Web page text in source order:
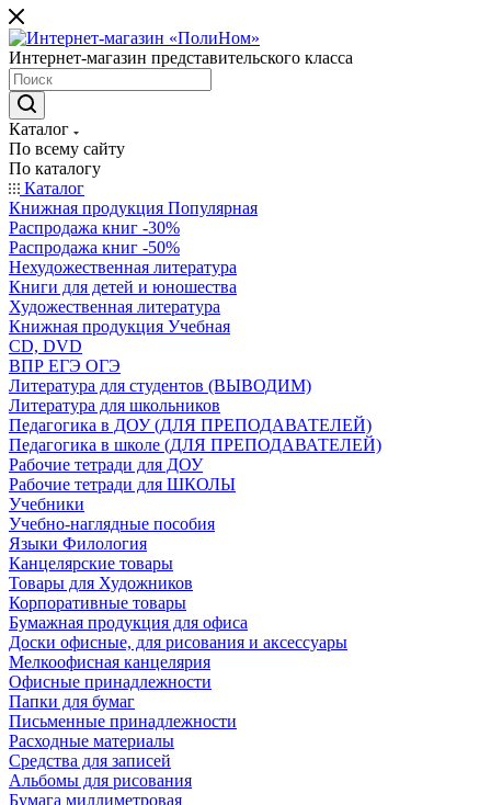
Интернет-магазин представительского класса
Каталог
По всему сайту
По каталогу
Каталог
Книжная продукция Популярная
Распродажа книг -30%
Распродажа книг -50%
Нехудожественная литература
Книги для детей и юношества
Художественная литература
Книжная продукция Учебная
CD, DVD
ВПР ЕГЭ ОГЭ
Литература для студентов (ВЫВОДИМ)
Литература для школьников
Педагогика в ДОУ (ДЛЯ ПРЕПОДАВАТЕЛЕЙ)
Педагогика в школе (ДЛЯ ПРЕПОДАВАТЕЛЕЙ)
Рабочие тетради для ДОУ
Рабочие тетради для ШКОЛЫ
Учебники
Учебно-наглядные пособия
Языки Филология
Канцелярские товары
Товары для Художников
Корпоративные товары
Бумажная продукция для офиса
Доски офисные, для рисования и аксессуары
Мелкоофисная канцелярия
Офисные принадлежности
Папки для бумаг
Письменные принадлежности
Расходные материалы
Средства для записей
Альбомы для рисования
Бумага миллиметровая